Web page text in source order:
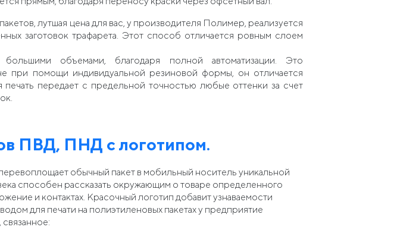
лутшая цена для вас, у производителя Полимер, реализуется
заготовок трафарета. Этот способ отличается ровным слоем
объемами, благодаря полной автоматизации. Это
при помощи индивидуальной резиновой формы, он отличается
передает с предельной точностью любые оттенки за счет
ПВД, ПНД с логотипом.
обычный пакет в мобильный носитель уникальной
способен рассказать окружающим о товаре определенного
и контактах. Красочный логотип добавит узнаваемости
для печати на полиэтиленовых пакетах у предприятие